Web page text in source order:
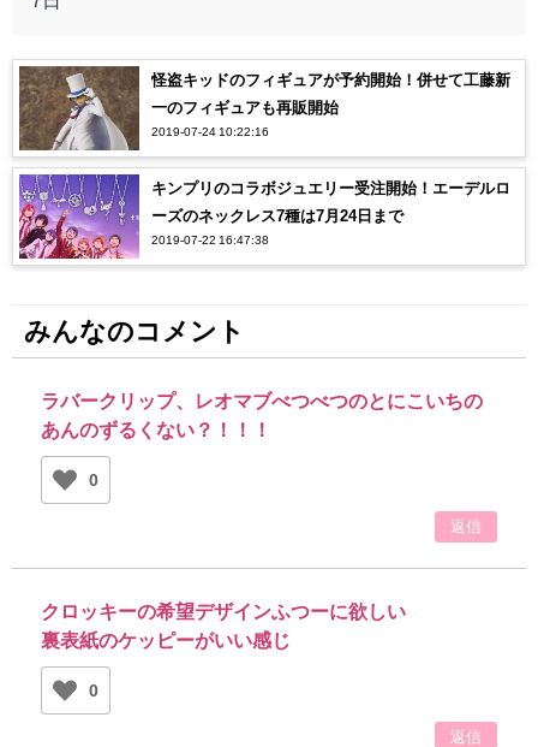
怪盗キッドのフィギュアが予約開始！併せて工藤新
一のフィギュアも再販開始
2019-07-24 10:22:16
キンプリのコラボジュエリー受注開始！エーデルロ
ーズのネックレス7種は7月24日まで
2019-07-22 16:47:38
みんなのコメント
ラバークリップ、レオマブべつべつのとにこいちの
あんのずるくない？！！！
0
返信
クロッキーの希望デザインふつーに欲しい
裏表紙のケッピーがいい感じ
0
返信